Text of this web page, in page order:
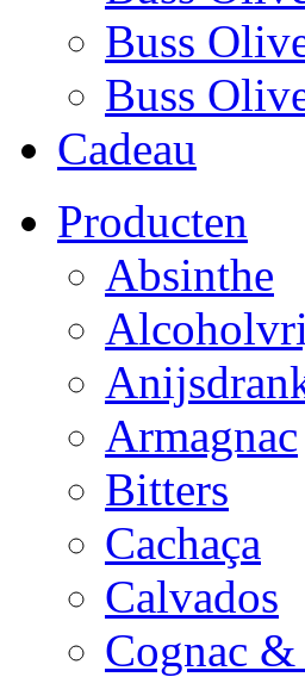
Buss
Buss
Cadeau
Producten
Absinthe
Armagnac
Bitters
Cachaça
Calvados
Cognac